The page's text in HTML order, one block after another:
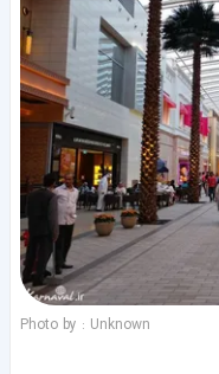
Photo by : Unknown